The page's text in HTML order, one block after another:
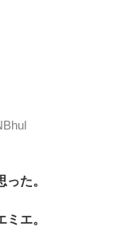
た。
エ。